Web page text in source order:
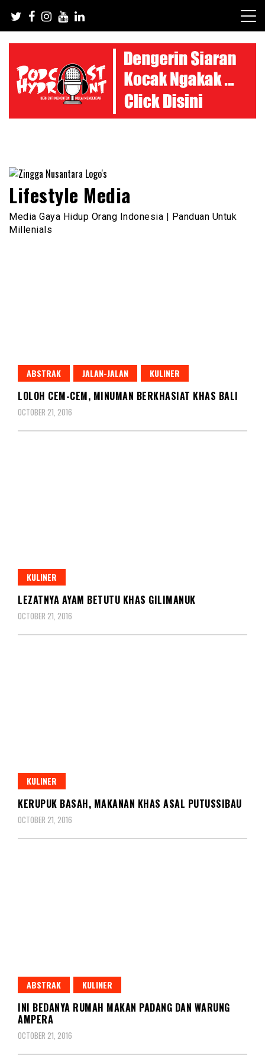
content
Lifestyle Media
Media Gaya Hidup Orang Indonesia | Panduan Untuk
Millenials
ABSTRAK JALAN-JALAN KULINER
LOLOH CEM-CEM, MINUMAN BERKHASIAT KHAS BALI
OCTOBER 21, 2016
KULINER
LEZATNYA AYAM BETUTU KHAS GILIMANUK
OCTOBER 21, 2016
KULINER
KERUPUK BASAH, MAKANAN KHAS ASAL PUTUSSIBAU
OCTOBER 21, 2016
ABSTRAK KULINER
INI BEDANYA RUMAH MAKAN PADANG DAN WARUNG
AMPERA
OCTOBER 21, 2016